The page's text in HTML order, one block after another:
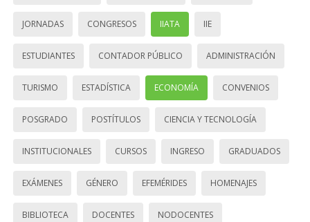
JORNADAS CONGRESOS IIATA IIE
ESTUDIANTES CONTADOR PÚBLICO ADMINISTRACIÓN
TURISMO ESTADÍSTICA ECONOMÍA CONVENIOS
POSGRADO POSTÍTULOS CIENCIA Y TECNOLOGÍA
INSTITUCIONALES CURSOS INGRESO GRADUADOS
EXÁMENES GÉNERO EFEMÉRIDES HOMENAJES
BIBLIOTECA DOCENTES NODOCENTES